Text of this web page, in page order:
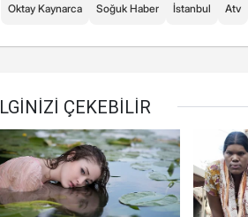
Oktay Kaynarca Soğuk Haber İstanbul Atv